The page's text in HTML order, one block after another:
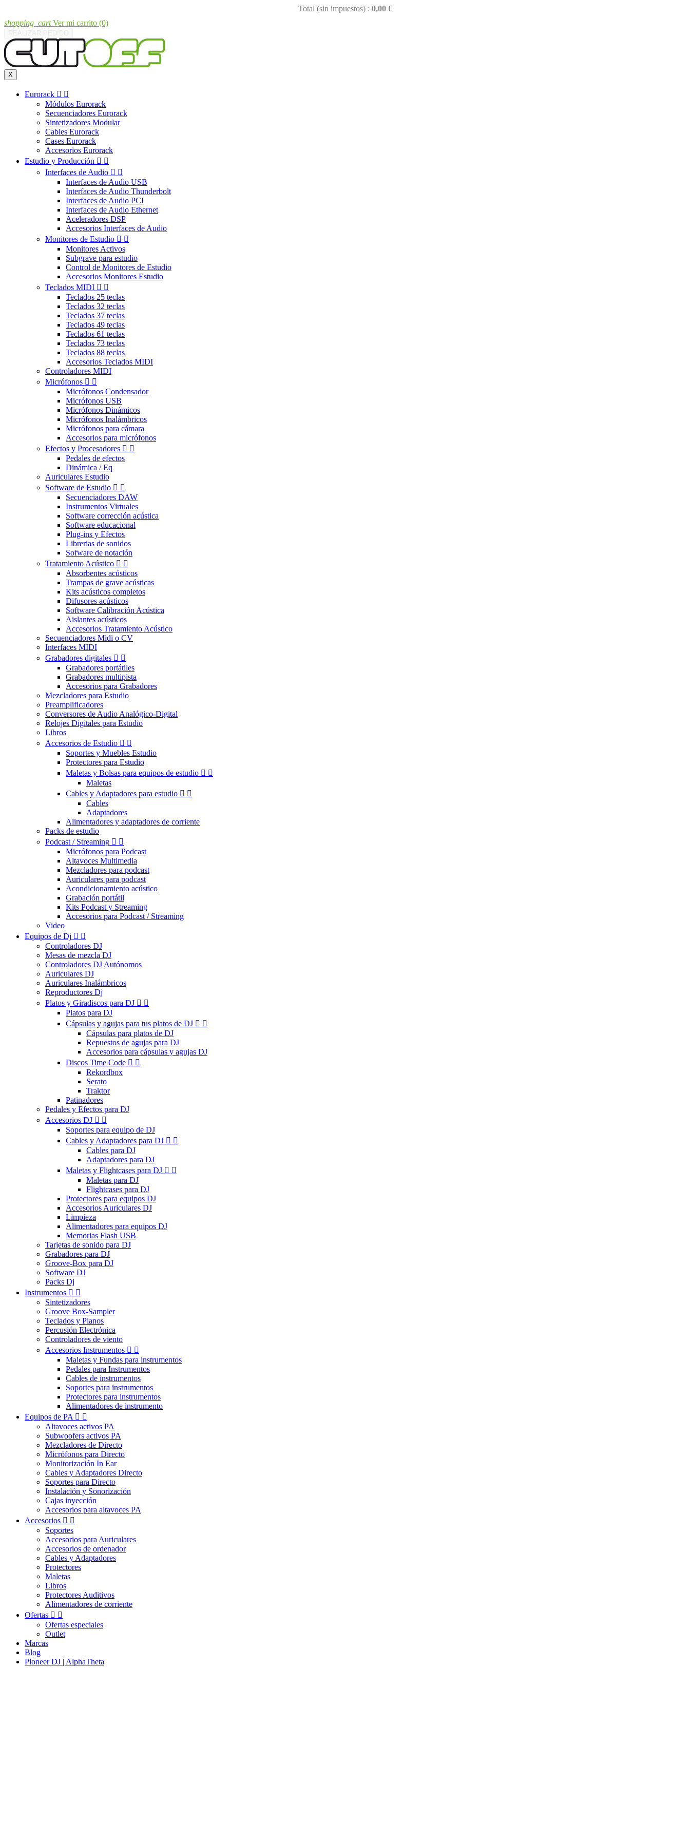
Total (sin impuestos) : 0,00 €
shopping_cart Ver mi carrito (0)
X
Eurorack  
Módulos Eurorack
Secuenciadores Eurorack
Sintetizadores Modular
Cables Eurorack
Cases Eurorack
Accesorios Eurorack
Estudio y Producción  
Interfaces de Audio  
Interfaces de Audio USB
Interfaces de Audio Thunderbolt
Interfaces de Audio PCI
Interfaces de Audio Ethernet
Aceleradores DSP
Accesorios Interfaces de Audio
Monitores de Estudio  
Monitores Activos
Subgrave para estudio
Control de Monitores de Estudio
Accesorios Monitores Estudio
Teclados MIDI  
Teclados 25 teclas
Teclados 32 teclas
Teclados 37 teclas
Teclados 49 teclas
Teclados 61 teclas
Teclados 73 teclas
Teclados 88 teclas
Accesorios Teclados MIDI
Controladores MIDI
Micrófonos  
Micrófonos Condensador
Micrófonos USB
Micrófonos Dinámicos
Micrófonos Inalámbricos
Micrófonos para cámara
Accesorios para micrófonos
Efectos y Procesadores  
Pedales de efectos
Dinámica / Eq
Auriculares Estudio
Software de Estudio  
Secuenciadores DAW
Instrumentos Virtuales
Software corrección acústica
Software educacional
Plug-ins y Efectos
Librerias de sonidos
Sofware de notación
Tratamiento Acústico  
Absorbentes acústicos
Trampas de grave acústicas
Kits acústicos completos
Difusores acústicos
Software Calibración Acústica
Aislantes acústicos
Accesorios Tratamiento Acústico
Secuenciadores Midi o CV
Interfaces MIDI
Grabadores digitales  
Grabadores portátiles
Grabadores multipista
Accesorios para Grabadores
Mezcladores para Estudio
Preamplificadores
Conversores de Audio Analógico-Digital
Relojes Digitales para Estudio
Libros
Accesorios de Estudio  
Soportes y Muebles Estudio
Protectores para Estudio
Maletas y Bolsas para equipos de estudio  
Maletas
Cables y Adaptadores para estudio  
Cables
Adaptadores
Alimentadores y adaptadores de corriente
Packs de estudio
Podcast / Streaming  
Micrófonos para Podcast
Altavoces Multimedia
Mezcladores para podcast
Auriculares para podcast
Acondicionamiento acústico
Grabación portátil
Kits Podcast y Streaming
Accesorios para Podcast / Streaming
Video
Equipos de Dj  
Controladores DJ
Mesas de mezcla DJ
Controladores DJ Autónomos
Auriculares DJ
Auriculares Inalámbricos
Reproductores Dj
Platos y Giradiscos para DJ  
Platos para DJ
Cápsulas y agujas para tus platos de DJ  
Cápsulas para platos de DJ
Repuestos de agujas para DJ
Accesorios para cápsulas y agujas DJ
Discos Time Code  
Rekordbox
Serato
Traktor
Patinadores
Pedales y Efectos para DJ
Accesorios DJ  
Soportes para equipo de DJ
Cables y Adaptadores para DJ  
Cables para DJ
Adaptadores para DJ
Maletas y Flightcases para DJ  
Maletas para DJ
Flightcases para DJ
Protectores para equipos DJ
Accesorios Auriculares DJ
Limpieza
Alimentadores para equipos DJ
Memorias Flash USB
Tarjetas de sonido para DJ
Grabadores para DJ
Groove-Box para DJ
Software DJ
Packs Dj
Instrumentos  
Sintetizadores
Groove Box-Sampler
Teclados y Pianos
Percusión Electrónica
Controladores de viento
Accesorios Instrumentos  
Maletas y Fundas para instrumentos
Pedales para Instrumentos
Cables de instrumentos
Soportes para instrumentos
Protectores para instrumentos
Alimentadores de instrumento
Equipos de PA  
Altavoces activos PA
Subwoofers activos PA
Mezcladores de Directo
Micrófonos para Directo
Monitorización In Ear
Cables y Adaptadores Directo
Soportes para Directo
Instalación y Sonorización
Cajas inyección
Accesorios para altavoces PA
Accesorios  
Soportes
Accesorios para Auriculares
Accesorios de ordenador
Cables y Adaptadores
Protectores
Maletas
Libros
Protectores Auditivos
Alimentadores de corriente
Ofertas  
Ofertas especiales
Outlet
Marcas
Blog
Pioneer DJ | AlphaTheta